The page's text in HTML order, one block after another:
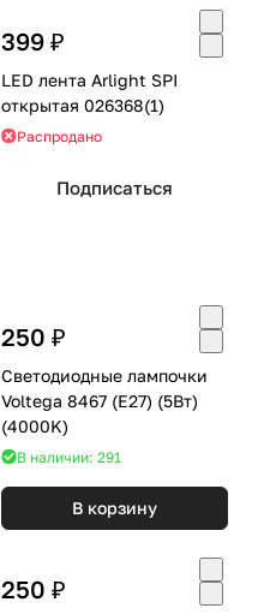
399 ₽
LED лента Arlight SPI
открытая 026368(1)
Распродано
Подписаться
250 ₽
Светодиодные лампочки
Voltega 8467 (E27) (5Вт)
(4000K)
В наличии: 291
В корзину
250 ₽